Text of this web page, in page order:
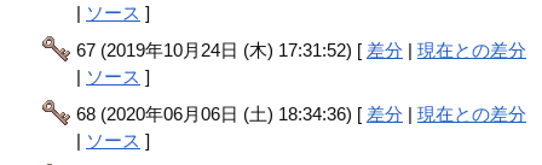
| ソース ]
67 (2019年10月24日 (木) 17:31:52) [ 差分 |現在との差分
| ソース ]
68 (2020年06月06日 (土) 18:34:36) [ 差分 |現在との差分
| ソース ]